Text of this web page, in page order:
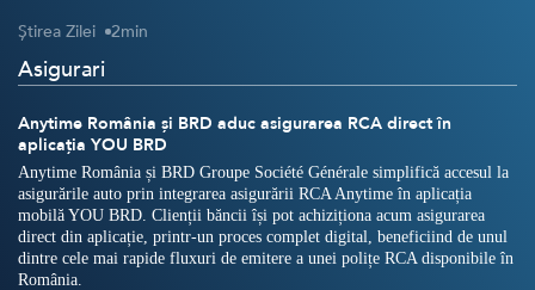
BROKERI
Crypto
Digital payments
Știrea Zilei 2min
Asigurari
Anytime România și BRD aduc asigurarea RCA direct în
aplicația YOU BRD
Anytime România și BRD Groupe Société Générale simplifică accesul la
asigurările auto prin integrarea asigurării RCA Anytime în aplicația
mobilă YOU BRD. Clienții băncii își pot achiziționa acum asigurarea
direct din aplicație, printr-un proces complet digital, beneficiind de unul
dintre cele mai rapide fluxuri de emitere a unei polițe RCA disponibile în
România.